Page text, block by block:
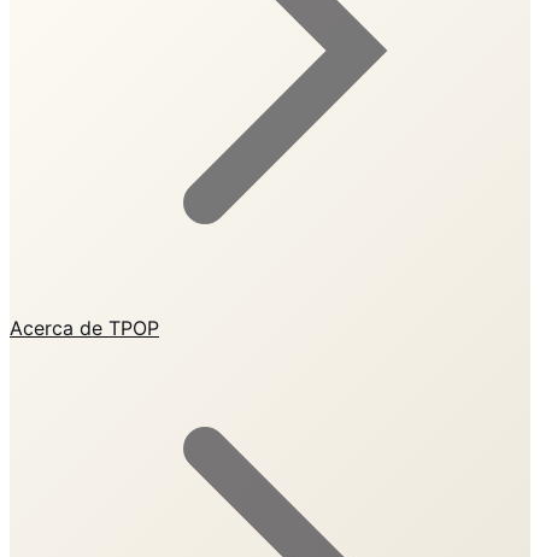
Acerca de TPOP